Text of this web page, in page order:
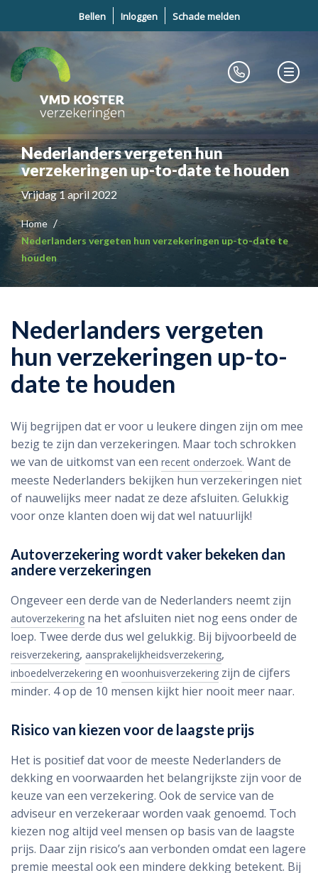
Bellen Inloggen Schade melden
Nederlanders vergeten hun
verzekeringen up-to-date te houden
Vrijdag 1 april 2022
Home
Nederlanders vergeten hun verzekeringen up-to-date te
houden
Nederlanders vergeten
hun verzekeringen up-to-
date te houden
Wij begrijpen dat er voor u leukere dingen zijn om mee
bezig te zijn dan verzekeringen. Maar toch schrokken
we van de uitkomst van een recent onderzoek. Want de
meeste Nederlanders bekijken hun verzekeringen niet
of nauwelijks meer nadat ze deze afsluiten. Gelukkig
voor onze klanten doen wij dat wel natuurlijk!
Autoverzekering wordt vaker bekeken dan
andere verzekeringen
Ongeveer een derde van de Nederlanders neemt zijn
autoverzekering na het afsluiten niet nog eens onder de
loep. Twee derde dus wel gelukkig. Bij bijvoorbeeld de
reisverzekering, aansprakelijkheidsverzekering,
inboedelverzekering en woonhuisverzekering zijn de cijfers
minder. 4 op de 10 mensen kijkt hier nooit meer naar.
Risico van kiezen voor de laagste prijs
Het is positief dat voor de meeste Nederlanders de
dekking en voorwaarden het belangrijkste zijn voor de
keuze van een verzekering. Ook de service van de
adviseur en verzekeraar worden vaak genoemd. Toch
kiezen nog altijd veel mensen op basis van de laagste
prijs. Daar zijn risico’s aan verbonden omdat een lagere
premie meestal ook een mindere dekking betekent. Bij